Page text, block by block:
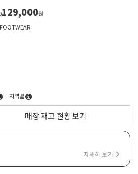
129,000원
지역별
매장 재고 현황 보기
자세히 보기